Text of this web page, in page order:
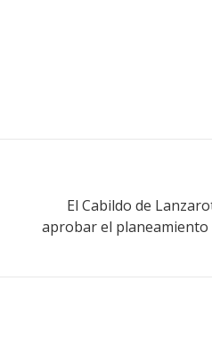
El Cabildo de
aprobar el